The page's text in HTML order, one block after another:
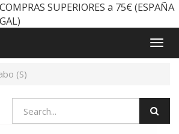
SUPERIORES a 75€ (ESPAÑA
(S)